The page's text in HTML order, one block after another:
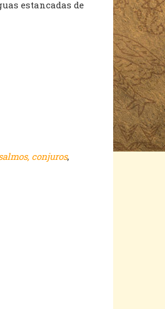
estancadas de
conjuros,